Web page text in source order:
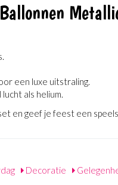
een luxe uitstraling.
als helium.
en geef je feest een
Decoratie